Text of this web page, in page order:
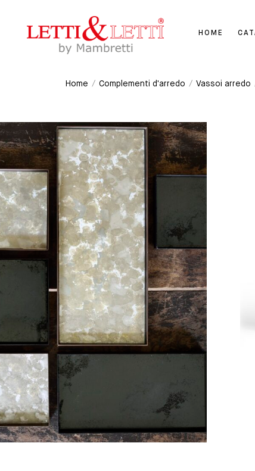
HOME
Home / Complementi d'arredo / Vassoi arredo